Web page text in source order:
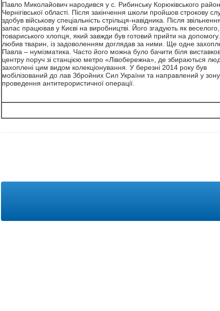
Павло Миколайович народився у с. Рибинську Корюківського
Чернігівської області. Після закінчення школи пройшов строкову
здобув військову спеціальність стрільця-навідника. Після
запас працював у Києві на виробництві. Його згадують як веселого,
товариського хлопця, який завжди був готовий прийти на
любив тварин, із задоволенням доглядав за ними. Ще одне
Павла – нумізматика. Часто його можна було бачити біля
центру поруч зі станцією метро «Лівобережна», де збираються
захоплені цим видом колекціонування. У березні 2014 року був
мобілізований до лав Збройних Сил України та направлений у зону
проведення антитерористичної операції.